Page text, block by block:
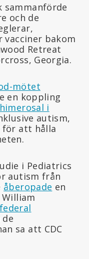
sammanförde
och de
bakom
Retreat
Georgia.
mötet
en koppling
i
autism,
för att hålla
i Pediatrics
autism från
åberopade en
William
sa att CDC